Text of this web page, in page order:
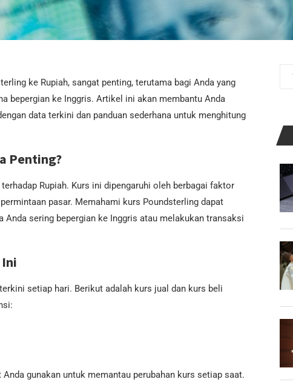
ke Rupiah, sangat penting, terutama bagi Anda yang
bepergian ke Inggris. Artikel ini akan membantu Anda
data terkini dan panduan sederhana untuk menghitung
Penting?
Rupiah. Kurs ini dipengaruhi oleh berbagai faktor
pasar. Memahami kurs Poundsterling dapat
sering bepergian ke Inggris atau melakukan transaksi
setiap hari. Berikut adalah kurs jual dan kurs beli
gunakan untuk memantau perubahan kurs setiap saat.